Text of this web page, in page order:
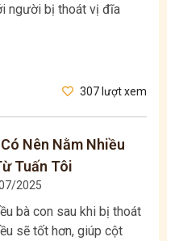
người bị thoát vị đĩa
307 lượt xem
Nên Nằm Nhiều
Tuấn Tôi
2025
bà con sau khi bị thoát
sẽ tốt hơn, giúp cột